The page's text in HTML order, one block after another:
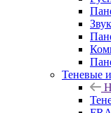
Теневые